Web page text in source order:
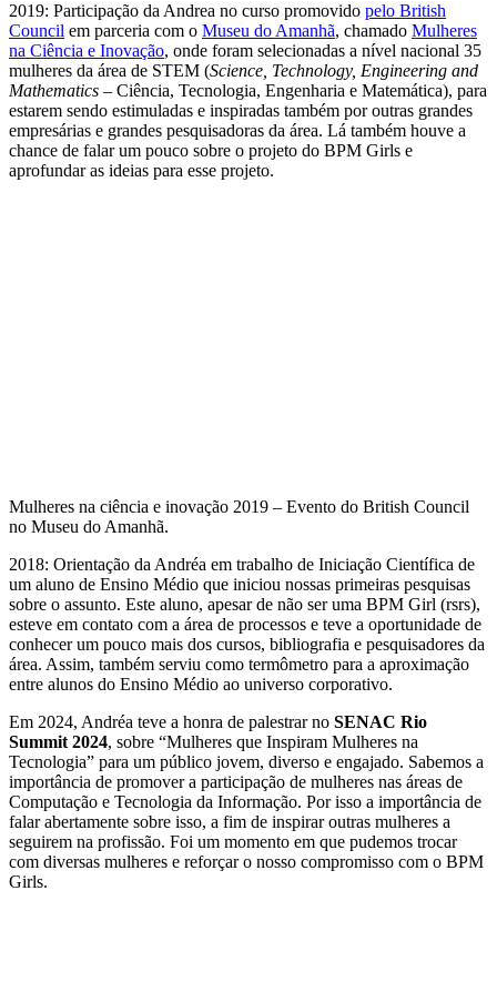
2019: Participação da Andrea no curso promovido pelo British
Council em parceria com o Museu do Amanhã, chamado Mulheres
na Ciência e Inovação, onde foram selecionadas a nível nacional 35
mulheres da área de STEM (Science, Technology, Engineering and
Mathematics – Ciência, Tecnologia, Engenharia e Matemática), para
estarem sendo estimuladas e inspiradas também por outras grandes
empresárias e grandes pesquisadoras da área. Lá também houve a
chance de falar um pouco sobre o projeto do BPM Girls e
aprofundar as ideias para esse projeto.
Mulheres na ciência e inovação 2019 – Evento do British Council
no Museu do Amanhã.
2018: Orientação da Andréa em trabalho de Iniciação Científica de
um aluno de Ensino Médio que iniciou nossas primeiras pesquisas
sobre o assunto. Este aluno, apesar de não ser uma BPM Girl (rsrs),
esteve em contato com a área de processos e teve a oportunidade de
conhecer um pouco mais dos cursos, bibliografia e pesquisadores da
área. Assim, também serviu como termômetro para a aproximação
entre alunos do Ensino Médio ao universo corporativo.
Em 2024, Andréa teve a honra de palestrar no SENAC Rio
Summit 2024, sobre “Mulheres que Inspiram Mulheres na
Tecnologia” para um público jovem, diverso e engajado. Sabemos a
importância de promover a participação de mulheres nas áreas de
Computação e Tecnologia da Informação. Por isso a importância de
falar abertamente sobre isso, a fim de inspirar outras mulheres a
seguirem na profissão. Foi um momento em que pudemos trocar
com diversas mulheres e reforçar o nosso compromisso com o BPM
Girls.